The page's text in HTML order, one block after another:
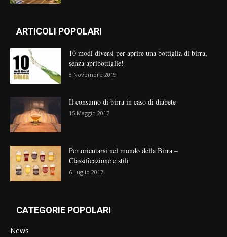
ARTICOLI POPOLARI
10 modi diversi per aprire una bottiglia di birra,
senza apribottiglie!
8 Novembre 2019
Il consumo di birra in caso di diabete
15 Maggio 2017
Per orientarsi nel mondo della Birra –
Classificazione e stili
6 Luglio 2017
CATEGORIE POPOLARI
News